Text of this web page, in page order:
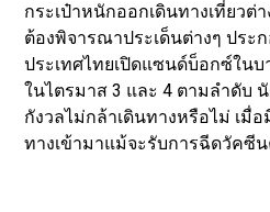
กระเป๋าหนักออกเดินทางเที่ยวต่
ต้องพิจารณาประเด็นต่างๆ ประ
ประเทศไทยเปิดแซนด์บ็อกซ์ใน
ในไตรมาส 3 และ 4 ตามลำดับ
กังวลไม่กล้าเดินทางหรือไม่ เมื่
ทางเข้ามาแม้จะรับการฉีดวัคซี